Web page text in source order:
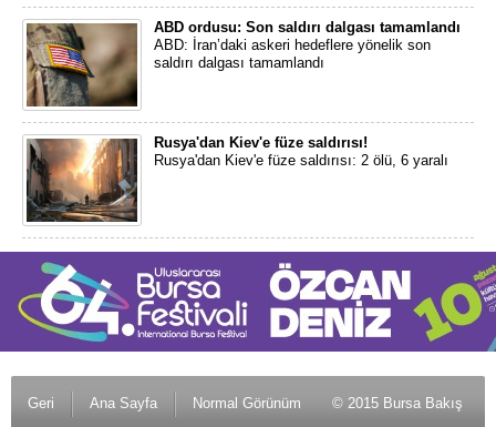
ABD ordusu: Son saldırı dalgası tamamlandı
ABD: İran’daki askeri hedeflere yönelik son
saldırı dalgası tamamlandı
Rusya'dan Kiev'e füze saldırısı!
Rusya'dan Kiev'e füze saldırısı: 2 ölü, 6 yaralı
Geri Ana Sayfa Normal Görünüm © 2015 Bursa Bakış